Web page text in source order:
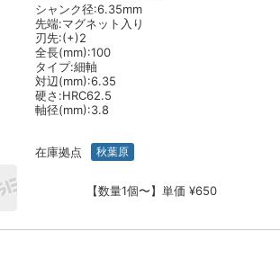
シャンク径:6.35mm
先端:マグネット入り
刃先:(+)2
全長(mm):100
タイプ:細軸
対辺(mm):6.35
硬さ:HRC62.5
軸径(mm):3.8
在庫拠点 秋葉原
【数量1個〜】単価 ¥650